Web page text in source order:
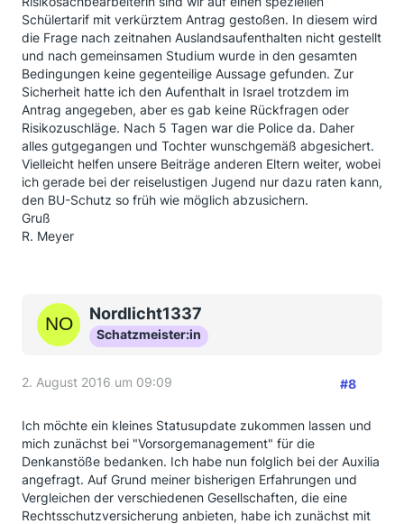
Schülertarif mit verkürztem Antrag gestoßen. In diesem wird
die Frage nach zeitnahen Auslandsaufenthalten nicht gestellt
und nach gemeinsamen Studium wurde in den gesamten
Bedingungen keine gegenteilige Aussage gefunden. Zur
Sicherheit hatte ich den Aufenthalt in Israel trotzdem im
Antrag angegeben, aber es gab keine Rückfragen oder
Risikozuschläge. Nach 5 Tagen war die Police da. Daher
alles gutgegangen und Tochter wunschgemäß abgesichert.
Vielleicht helfen unsere Beiträge anderen Eltern weiter, wobei
ich gerade bei der reiselustigen Jugend nur dazu raten kann,
den BU-Schutz so früh wie möglich abzusichern.
Gruß
R. Meyer
Nordlicht1337
Schatzmeister:in
2. August 2016 um 09:09 #8
Ich möchte ein kleines Statusupdate zukommen lassen und
mich zunächst bei "Vorsorgemanagement" für die
Denkanstöße bedanken. Ich habe nun folglich bei der Auxilia
angefragt. Auf Grund meiner bisherigen Erfahrungen und
Vergleichen der verschiedenen Gesellschaften, die eine
Rechtsschutzversicherung anbieten, habe ich zunächst mit